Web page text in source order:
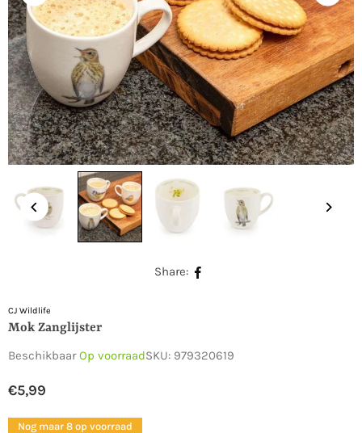
Share:
CJ Wildlife
Mok Zanglijster
BeschikbaarOp voorraadSKU: 979320619
Normale
prijs
€5,99
Nog maar 8 op voorraad